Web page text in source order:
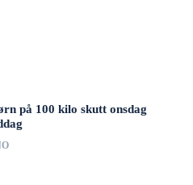
på 100 kilo skutt onsdag